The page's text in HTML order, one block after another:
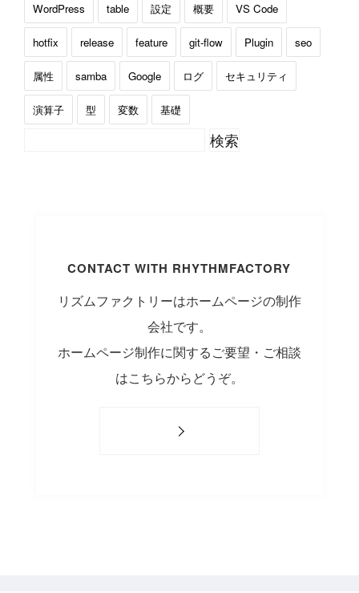
WordPress table 設定 概要 VS Code
hotfix release feature git-flow Plugin seo
属性 samba Google ログ セキュリティ
演算子 型 変数 基礎
CONTACT WITH RHYTHMFACTORY
リズムファクトリーはホームページの制作
会社です。
ホームページ制作に関するご要望・ご相談
はこちらからどうぞ。